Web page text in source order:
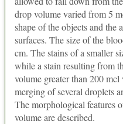
drop volume varied from 5
shape of the objects and the
surfaces. The size of the
cm. The stains of a smaller
while a stain resulting from
volume greater than 200
merging of several droplets
The morphological features
volume are described.